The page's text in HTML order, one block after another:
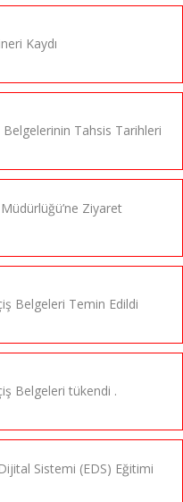
Kaydı
Belgelerinin Tahsis Tarihleri
Ziyaret
Belgeleri Temin Edildi
Belgeleri tükendi .
Sistemi (EDS) Eğitimi